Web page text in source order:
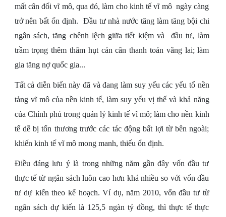
mất cân đối vĩ mô, qua đó, làm cho kinh tế vĩ mô ngày càng
trở nên bất ổn định. Đầu tư nhà nước tăng làm tăng bội chi
ngân sách, tăng chênh lệch giữa tiết kiệm và đầu tư, làm
trầm trọng thêm thâm hụt cán cân thanh toán vãng lai; làm
gia tăng nợ quốc gia...
Tất cả diễn biến này đã và đang làm suy yếu các yếu tố nền
tảng vĩ mô của nền kinh tế, làm suy yếu vị thế và khả năng
của Chính phủ trong quản lý kinh tế vĩ mô; làm cho nền kinh
tế dễ bị tổn thương trước các tác động bất lợi từ bên ngoài;
khiến kinh tế vĩ mô mong manh, thiếu ổn định.
Điều đáng lưu ý là trong những năm gần đây vốn đầu tư
thực tế từ ngân sách luôn cao hơn khá nhiều so với vốn đầu
tư dự kiến theo kế hoạch. Ví dụ, năm 2010, vốn đầu tư từ
ngân sách dự kiến là 125,5 ngàn tỷ đồng, thì thực tế thực